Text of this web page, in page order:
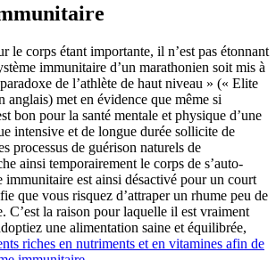
le corps étant importante, il n’est pas étonnant
immunitaire d’un marathonien soit mis à
de l’athlète de haut niveau » (« Elite
anglais) met en évidence que même si
bon pour la santé mentale et physique d’une
intensive et de longue durée sollicite de
processus de guérison naturels de
ainsi temporairement le corps de s’auto-
immunitaire est ainsi désactivé pour un court
que vous risquez d’attraper un rhume peu de
C’est la raison pour laquelle il est vraiment
une alimentation saine et équilibrée,
riches en nutriments et en vitamines afin de